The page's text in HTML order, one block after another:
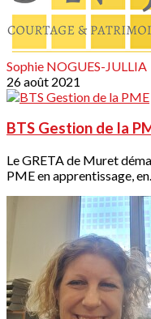
Sophie NOGUES-JULLIA
26 août 2021
BTS Gestion de la
Le GRETA de Muret
PME en apprentissage,